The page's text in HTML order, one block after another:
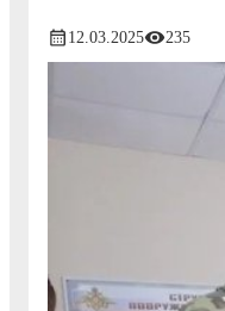
12.03.2025 235